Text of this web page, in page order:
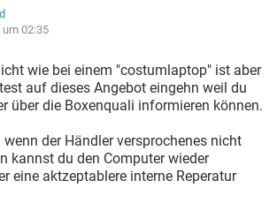
02:35
wie bei einem "costumlaptop" ist aber
auf dieses Angebot eingehn weil du
über die Boxenquali informieren können.
der Händler versprochenes nicht
kannst du den Computer wieder
eine aktzeptablere interne Reperatur